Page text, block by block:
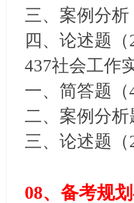
三、案例分析
四、论述题（
437社会工作
一、简答题（
二、案例分
三、论述题（
08、备考规